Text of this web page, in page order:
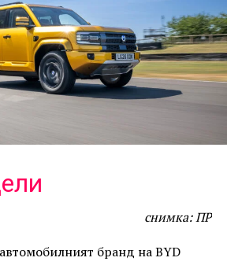
снимка: ПР
бранд на BYD